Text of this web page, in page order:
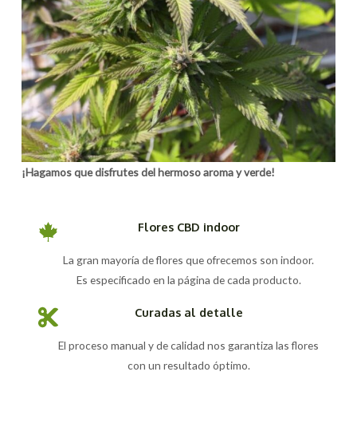
¡Hagamos que disfrutes del hermoso aroma y verde!
Flores CBD indoor
La gran mayoría de flores que ofrecemos son indoor.
Es especificado en la página de cada producto.
Curadas al detalle
El proceso manual y de calidad nos garantiza las flores
con un resultado óptimo.